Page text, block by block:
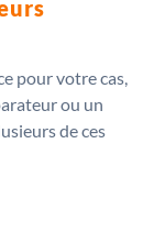
pour votre cas,
ou un
de ces